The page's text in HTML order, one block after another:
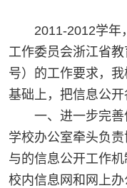
2011-2012学年
工作委员会浙江省
号）的工作要求，
基础上，把信息公开
一、进一步完
学校办公室牵头负
与的信息公开工作
校内信息网和网上